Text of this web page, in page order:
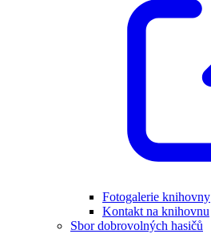
Fotogalerie knihovny
Kontakt na knihovnu
Sbor dobrovolných hasičů